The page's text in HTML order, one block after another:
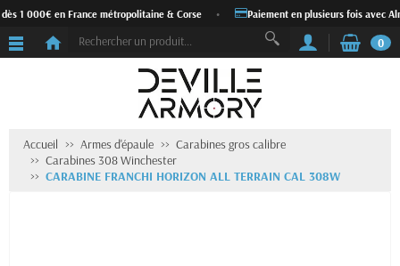
1 000€ en France métropolitaine & Corse Paiement en plusieurs fois avec
0
Accueil Armes d'épaule
Carabines gros calibre
Carabines 308 Winchester
CARABINE FRANCHI HORIZON ALL TERRAIN CAL 308W